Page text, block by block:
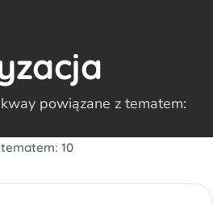
powiązane z tematem:
10